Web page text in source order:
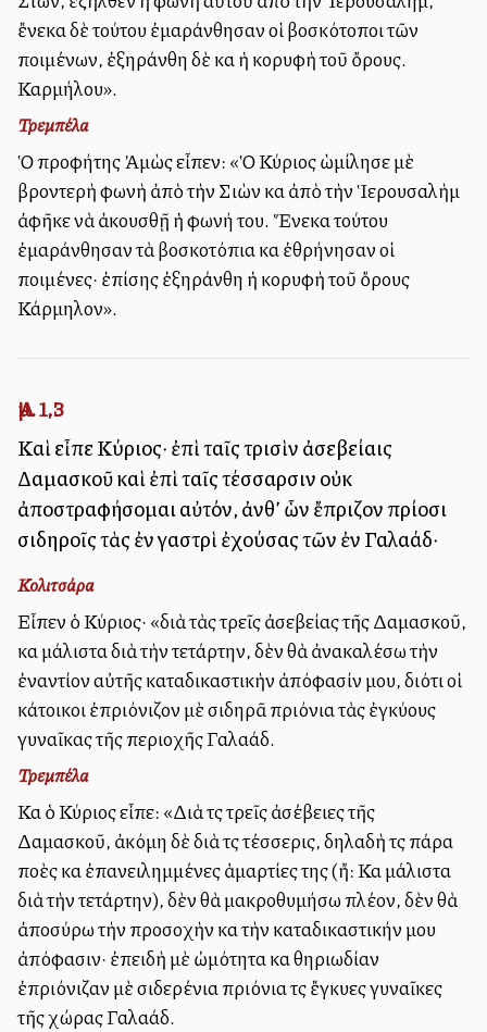
ἔνεκα δὲ τούτου ἐμαράνθησαν οἱ βοσκότοποι τῶν
ποιμένων, ἐξηράνθη δὲ καὶ ἡ κορυφὴ τοῦ ὄρους.
Καρμήλου».
Τρεμπέλα
Ὁ προφήτης Ἀμὼς εἶπεν: «Ὁ Κύριος ὡμίλησε μὲ
βροντερὴ φωνὴ ἀπὸ τὴν Σιὼν καὶ ἀπὸ τὴν Ἱερουσαλὴμ
ἀφῆκε νὰ ἀκουσθῇ ἡ φωνή του. Ἕνεκα τούτου
ἐμαράνθησαν τὰ βοσκοτόπια καὶ ἐθρήνησαν οἱ
ποιμένες· ἐπίσης ἐξηράνθη ἡ κορυφὴ τοῦ ὄρους
Κάρμηλον».
Ἀμ. 1,3
Καὶ εἶπε Κύριος· ἐπὶ ταῖς τρισὶν ἀσεβείαις
Δαμασκοῦ καὶ ἐπὶ ταῖς τέσσαρσιν οὐκ
ἀποστραφήσομαι αὐτόν, ἀνθ’ ὧν ἔπριζον πρίοσι
σιδηροῖς τὰς ἐν γαστρὶ ἐχούσας τῶν ἐν Γαλαάδ·
Κολιτσάρα
Εἶπεν ὁ Κύριος· «διὰ τὰς τρεῖς ἀσεβείας τῆς Δαμασκοῦ,
καὶ μάλιστα διὰ τὴν τετάρτην, δὲν θὰ ἀνακαλέσω τὴν
ἐναντίον αὐτῆς καταδικαστικὴν ἀπόφασίν μου, διότι οἱ
κάτοικοι ἐπριόνιζον μὲ σιδηρᾶ πριόνια τὰς ἐγκύους
γυναῖκας τῆς περιοχῆς Γαλαάδ.
Τρεμπέλα
Καὶ ὁ Κύριος εἶπε: «Διὰ τὶς τρεῖς ἀσέβειες τῆς
Δαμασκοῦ, ἀκόμη δὲ διὰ τὶς τέσσερις, δηλαδὴ τὶς πάρα
πολλὲς καὶ ἐπανειλημμένες ἁμαρτίες της (ἤ: Καὶ μάλιστα
διὰ τὴν τετάρτην), δὲν θὰ μακροθυμήσω πλέον, δὲν θὰ
ἀποσύρω τὴν προσοχὴν καὶ τὴν καταδικαστικήν μου
ἀπόφασιν· ἐπειδὴ μὲ ὠμότητα καὶ θηριωδίαν
ἐπριόνιζαν μὲ σιδερένια πριόνια τὶς ἔγκυες γυναῖκες
τῆς χώρας Γαλαάδ.